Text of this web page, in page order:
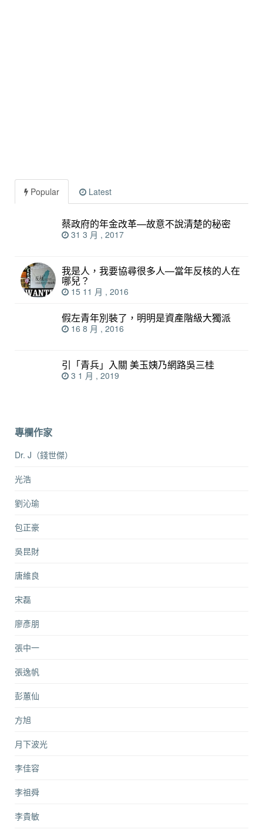
Popular Latest
蔡政府的年金改革—故意不說清楚的秘密
31 3 月 , 2017
我是人，我要協尋很多人—當年反核的人在
哪兒？
15 11 月 , 2016
假左青年別裝了，明明是資產階級大獨派
16 8 月 , 2016
引「青兵」入關 美玉姨乃網路吳三桂
3 1 月 , 2019
專欄作家
Dr. J（錢世傑）
光浩
劉沁瑜
包正豪
吳昆財
唐維良
宋磊
廖彥朋
張中一
張逸帆
彭蕙仙
方旭
月下波光
李佳容
李祖舜
李貴敏